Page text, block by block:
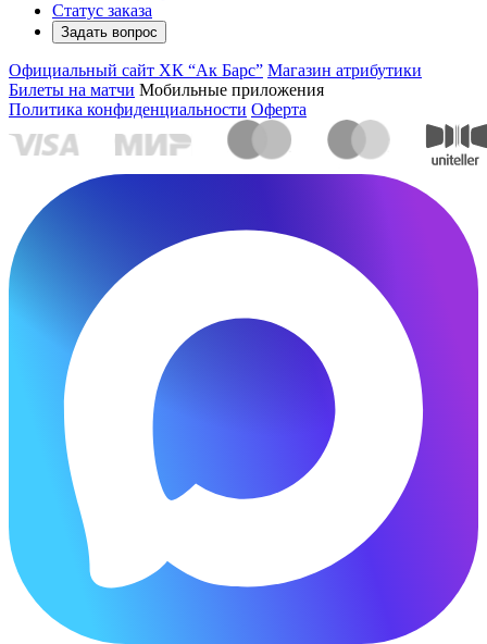
Статус заказа
Задать вопрос
Официальный сайт ХК “Ак Барс” Магазин атрибутики
Билеты на матчи Мобильные приложения
Политика конфиденциальности Оферта